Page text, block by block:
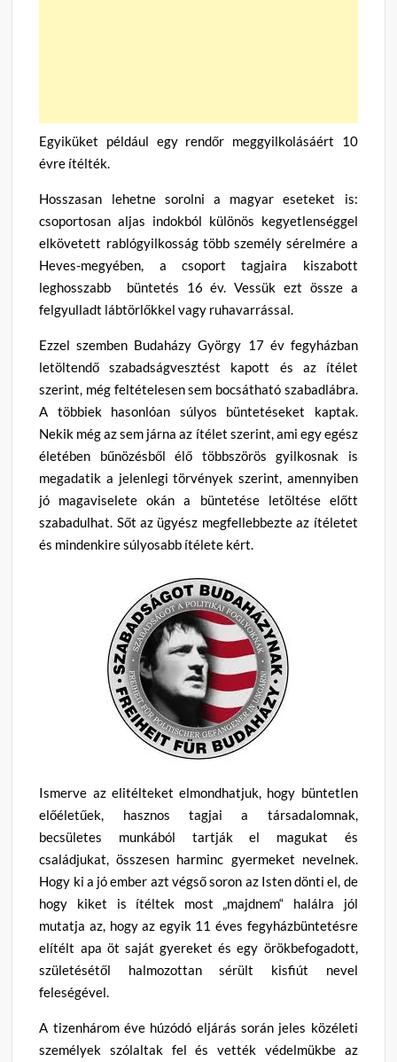
Egyiküket például egy rendőr meggyilkolásáért 10
évre ítélték.
Hosszasan lehetne sorolni a magyar eseteket is:
csoportosan aljas indokból különös kegyetlenséggel
elkövetett rablógyilkosság több személy sérelmére a
Heves-megyében, a csoport tagjaira kiszabott
leghosszabb büntetés 16 év. Vessük ezt össze a
felgyulladt lábtörlőkkel vagy ruhavarrással.
Ezzel szemben Budaházy György 17 év fegyházban
letöltendő szabadságvesztést kapott és az ítélet
szerint, még feltételesen sem bocsátható szabadlábra.
A többiek hasonlóan súlyos büntetéseket kaptak.
Nekik még az sem járna az ítélet szerint, ami egy egész
életében bűnözésből élő többszörös gyilkosnak is
megadatik a jelenlegi törvények szerint, amennyiben
jó magaviselete okán a büntetése letöltése előtt
szabadulhat. Sőt az ügyész megfellebbezte az ítéletet
és mindenkire súlyosabb ítélete kért.
Ismerve az elitélteket elmondhatjuk, hogy büntetlen
előéletűek, hasznos tagjai a társadalomnak,
becsületes munkából tartják el magukat és
családjukat, összesen harminc gyermeket nevelnek.
Hogy ki a jó ember azt végső soron az Isten dönti el, de
hogy kiket is ítéltek most „majdnem“ halálra jól
mutatja az, hogy az egyik 11 éves fegyházbüntetésre
elítélt apa öt saját gyereket és egy örökbefogadott,
születésétől halmozottan sérült kisfiút nevel
feleségével.
A tizenhárom éve húzódó eljárás során jeles közéleti
személyek szólaltak fel és vették védelmükbe az